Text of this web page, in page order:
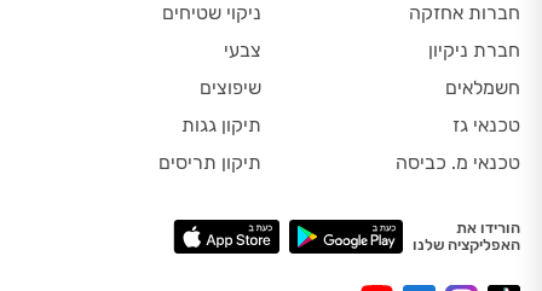
חברות אחזקה
חברת ניקיון
חשמלאים
טכנאי גז
טכנאי מ. כביסה
ניקוי שטיחים
צבעי
שיפוצים
תיקון גגות
תיקון תריסים
הורידו את
האפליקציה שלנו